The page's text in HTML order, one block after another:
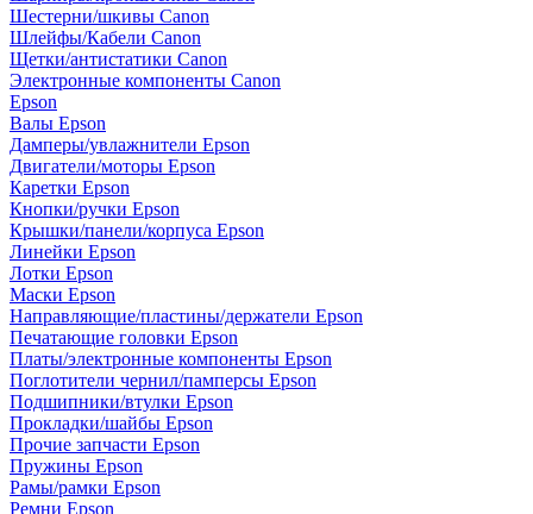
Шестерни/шкивы Canon
Шлейфы/Кабели Canon
Щетки/антистатики Canon
Электронные компоненты Canon
Epson
Валы Epson
Дамперы/увлажнители Epson
Двигатели/моторы Epson
Каретки Epson
Кнопки/ручки Epson
Крышки/панели/корпуса Epson
Линейки Epson
Лотки Epson
Маски Epson
Направляющие/пластины/держатели Epson
Печатающие головки Epson
Платы/электронные компоненты Epson
Поглотители чернил/памперсы Epson
Подшипники/втулки Epson
Прокладки/шайбы Epson
Прочие запчасти Epson
Пружины Epson
Рамы/рамки Epson
Ремни Epson